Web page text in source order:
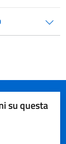
su questa